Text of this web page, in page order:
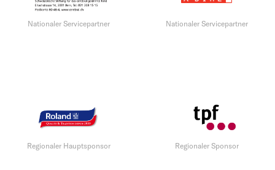
Nationaler Servicepartner Nationaler Servicepartner
Regionaler Hauptsponsor Regionaler Sponsor